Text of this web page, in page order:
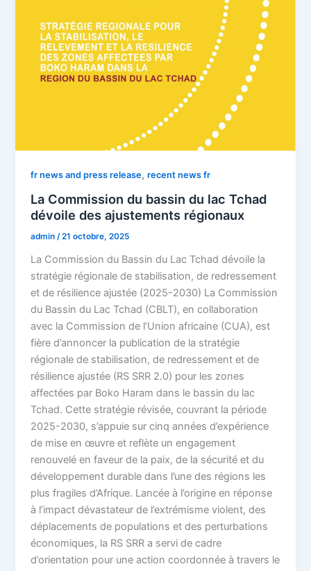
fr news and press release,recent news fr
La Commission du bassin du lac Tchad
dévoile des ajustements régionaux
admin /21 octobre, 2025
La Commission du Bassin du Lac Tchad dévoile la
stratégie régionale de stabilisation, de redressement
et de résilience ajustée (2025-2030) La Commission
du Bassin du Lac Tchad (CBLT), en collaboration
avec la Commission de l’Union africaine (CUA), est
fière d’annoncer la publication de la stratégie
régionale de stabilisation, de redressement et de
résilience ajustée (RS SRR 2.0) pour les zones
affectées par Boko Haram dans le bassin du lac
Tchad. Cette stratégie révisée, couvrant la période
2025-2030, s’appuie sur cinq années d’expérience
de mise en œuvre et reflète un engagement
renouvelé en faveur de la paix, de la sécurité et du
développement durable dans l’une des régions les
plus fragiles d’Afrique. Lancée à l’origine en réponse
à l’impact dévastateur de l’extrémisme violent, des
déplacements de populations et des perturbations
économiques, la RS SRR a servi de cadre
d’orientation pour une action coordonnée à travers le